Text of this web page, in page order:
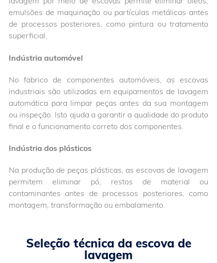
lavagem por meio de escovas permite eliminar óleos,
emulsões de maquinação ou partículas metálicas antes
de processos posteriores, como pintura ou tratamento
superficial.
Indústria automóvel
No fabrico de componentes automóveis, as escovas
industriais são utilizadas em equipamentos de lavagem
automática para limpar peças antes da sua montagem
ou inspeção. Isto ajuda a garantir a qualidade do produto
final e o funcionamento correto dos componentes.
Indústria dos plásticos
Na produção de peças plásticas, as escovas de lavagem
permitem eliminar pó, restos de material ou
contaminantes antes de processos posteriores, como
montagem, transformação ou embalamento.
Seleção técnica da escova de
lavagem